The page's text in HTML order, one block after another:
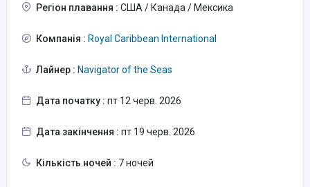
Регіон плавання : США / Канада / Мексика
Компанія : Royal Caribbean International
Лайнер : Navigator of the Seas
Дата початку : пт 12 черв. 2026
Дата закінчення : пт 19 черв. 2026
Кількість ночей : 7 ночей